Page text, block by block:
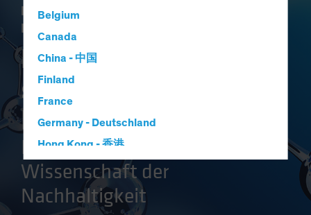
Belgium
Canada
China - 中国
Finland
France
Germany - Deutschland
Hong Kong - 香港
Hungary
Iceland
Italy - Italia
Nachhaltigkeit ESG
Innovation
Die Revolution der
synthetischen
Biologie
Investieren in die
Wissenschaft der
Nachhaltigkeit